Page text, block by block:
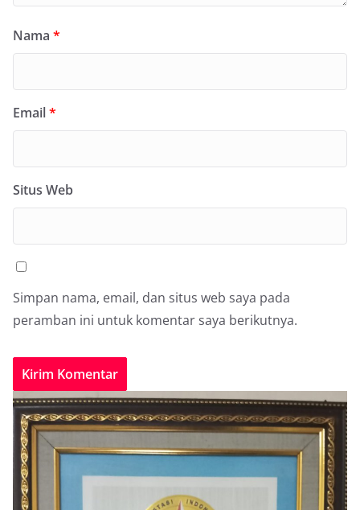
Nama *
Email*
Situs Web
Simpan nama, email, dan situs web saya pada
peramban ini untuk komentar saya berikutnya.